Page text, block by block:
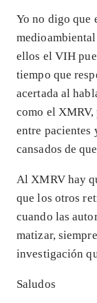
Yo no digo que
ellos el VIH
tiempo que
acertada al
como el
entre pacientes
cansados de
Al XMRV hay
que los otros
cuando las
matizar,
investigación
Saludos